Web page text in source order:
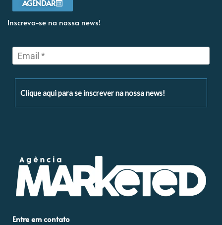
AGENDAR
Inscreva-se na nossa news!
Clique aqui para se inscrever na nossa news!
Entre em contato